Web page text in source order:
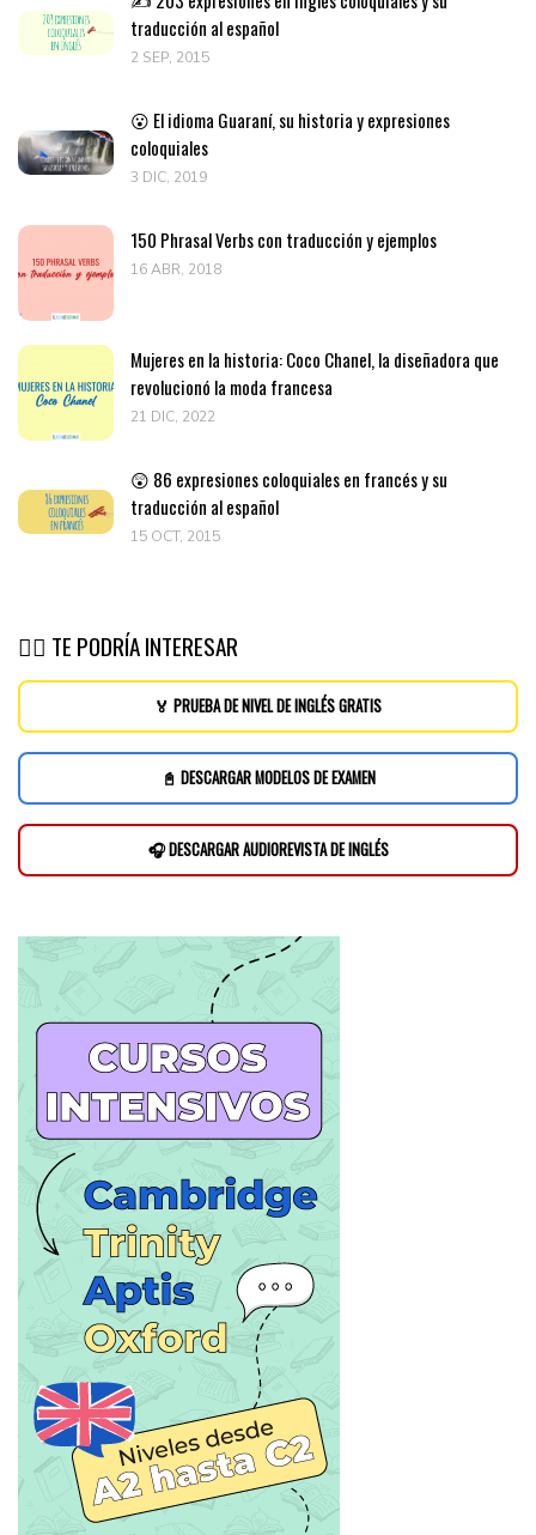
traducción al español
2 SEP, 2015
😮 El idioma Guaraní, su historia y expresiones
coloquiales
3 DIC, 2019
150 Phrasal Verbs con traducción y ejemplos
16 ABR, 2018
Mujeres en la historia: Coco Chanel, la diseñadora que
revolucionó la moda francesa
21 DIC, 2022
😲 86 expresiones coloquiales en francés y su
traducción al español
15 OCT, 2015
👉🏽 TE PODRÍA INTERESAR
🏅 PRUEBA DE NIVEL DE INGLÉS GRATIS
📓 DESCARGAR MODELOS DE EXAMEN
🎧 DESCARGAR AUDIOREVISTA DE INGLÉS